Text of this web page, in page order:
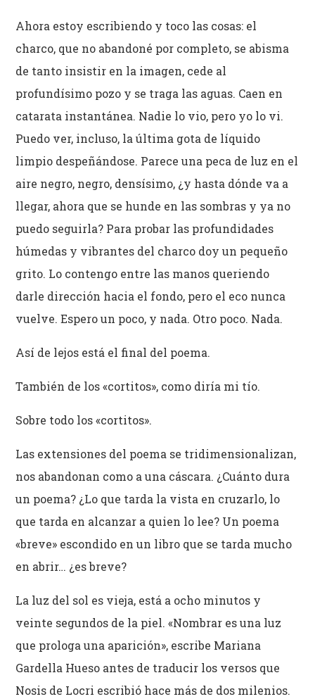
Ahora estoy escribiendo y toco las cosas: el
charco, que no abandoné por completo, se abisma
de tanto insistir en la imagen, cede al
profundísimo pozo y se traga las aguas. Caen en
catarata instantánea. Nadie lo vio, pero yo lo vi.
Puedo ver, incluso, la última gota de líquido
limpio despeñándose. Parece una peca de luz en el
aire negro, negro, densísimo, ¿y hasta dónde va a
llegar, ahora que se hunde en las sombras y ya no
puedo seguirla? Para probar las profundidades
húmedas y vibrantes del charco doy un pequeño
grito. Lo contengo entre las manos queriendo
darle dirección hacia el fondo, pero el eco nunca
vuelve. Espero un poco, y nada. Otro poco. Nada.
Así de lejos está el final del poema.
También de los «cortitos», como diría mi tío.
Sobre todo los «cortitos».
Las extensiones del poema se tridimensionalizan,
nos abandonan como a una cáscara. ¿Cuánto dura
un poema? ¿Lo que tarda la vista en cruzarlo, lo
que tarda en alcanzar a quien lo lee? Un poema
«breve» escondido en un libro que se tarda mucho
en abrir… ¿es breve?
La luz del sol es vieja, está a ocho minutos y
veinte segundos de la piel. «Nombrar es una luz
que prologa una aparición», escribe Mariana
Gardella Hueso antes de traducir los versos que
Nosis de Locri escribió hace más de dos milenios.